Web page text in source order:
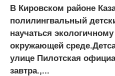
В Кировском районе
полилингвальный
научаться
окружающей
улице Пилотская
завтра.,...